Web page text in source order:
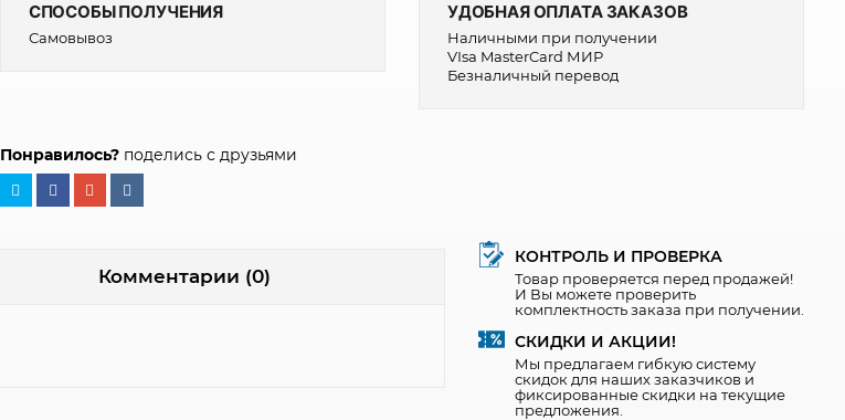
СПОСОБЫ ПОЛУЧЕНИЯ
Самовывоз
УДОБНАЯ ОПЛАТА ЗАКАЗОВ
Наличными при получении
VIsa MasterCard МИР
Безналичный перевод
Понравилось?поделись с друзьями
Комментарии (0)
КОНТРОЛЬ И ПРОВЕРКА
Товар проверяется перед продажей!
И Вы можете проверить
комплектность заказа при получении.
СКИДКИ И АКЦИИ!
Мы предлагаем гибкую систему
скидок для наших заказчиков и
фиксированные скидки на текущие
предложения.